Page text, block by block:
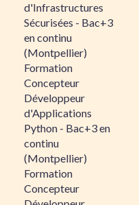
d'Infrastructures
Sécurisées - Bac+3
en continu
(Montpellier)
Formation
Concepteur
Développeur
d'Applications
Python - Bac+3 en
continu
(Montpellier)
Formation
Concepteur